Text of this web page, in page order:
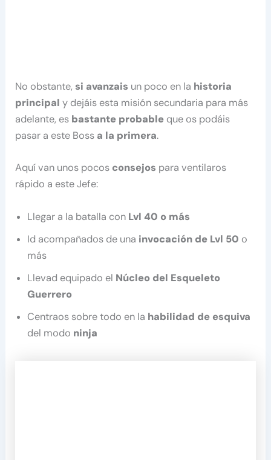
No obstante,si avanzais un poco en la historia
principal y dejáis esta misión secundaria para más
adelante, es bastante probable que os podáis
pasar a este Boss a la primera.
Aquí van unos pocos consejos para ventilaros
rápido a este Jefe:
Llegar a la batalla con Lvl 40 o más
Id acompañados de una invocación de Lvl 50 o
más
Llevad equipado el Núcleo del Esqueleto
Guerrero
Centraos sobre todo en la habilidad de esquiva
del modo ninja